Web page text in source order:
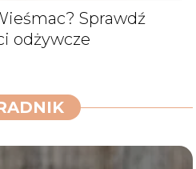
Sprawdź
odżywcze